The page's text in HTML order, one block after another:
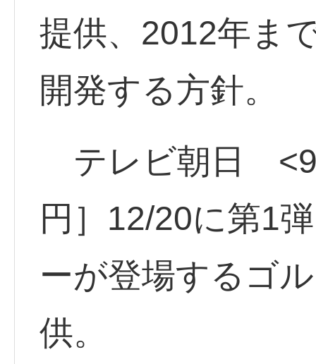
提供、2012年ま
開発する方針。
テレビ朝日
円］12/20に第1
ーが登場するゴ
供。